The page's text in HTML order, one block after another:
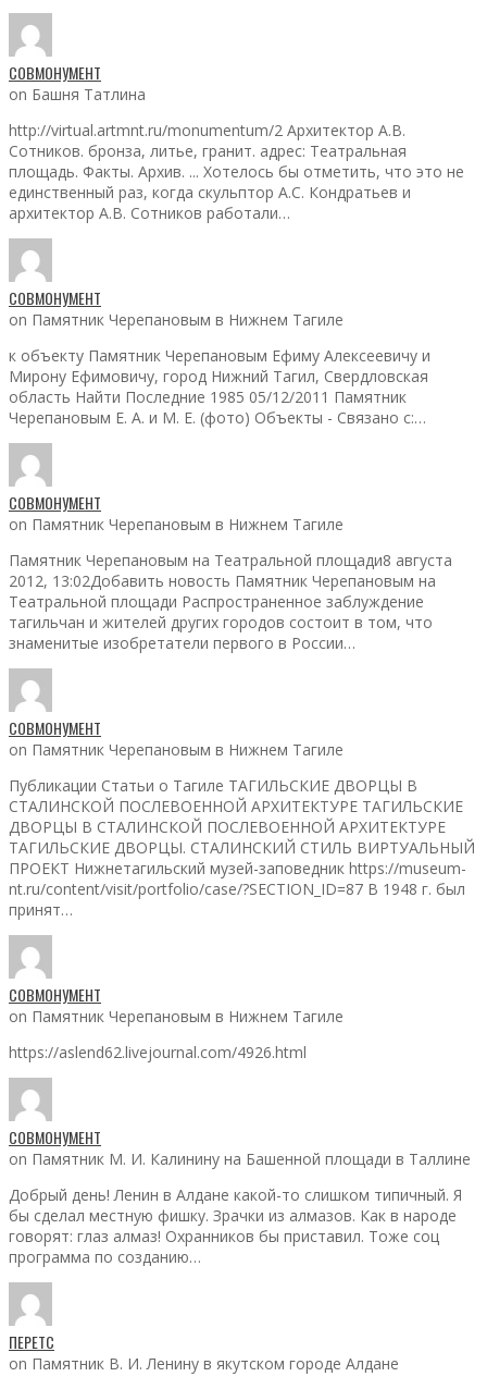
СОВМОНУМЕНТ
on Башня Татлина
http://virtual.artmnt.ru/monumentum/2 Архитектор А.В.
Сотников. бронза, литье, гранит. адрес: Театральная
площадь. Факты. Архив. ... Хотелось бы отметить, что это не
единственный раз, когда скульптор А.С. Кондратьев и
архитектор А.В. Сотников работали…
СОВМОНУМЕНТ
on Памятник Черепановым в Нижнем Тагиле
к объекту Памятник Черепановым Ефиму Алексеевичу и
Мирону Ефимовичу, город Нижний Тагил, Свердловская
область Найти Последние 1985 05/12/2011 Памятник
Черепановым Е. А. и М. Е. (фото) Объекты - Связано с:…
СОВМОНУМЕНТ
on Памятник Черепановым в Нижнем Тагиле
Памятник Черепановым на Театральной площади8 августа
2012, 13:02Добавить новость Памятник Черепановым на
Театральной площади Распространенное заблуждение
тагильчан и жителей других городов состоит в том, что
знаменитые изобретатели первого в России…
СОВМОНУМЕНТ
on Памятник Черепановым в Нижнем Тагиле
Публикации Статьи о Тагиле ТАГИЛЬСКИЕ ДВОРЦЫ В
СТАЛИНСКОЙ ПОСЛЕВОЕННОЙ АРХИТЕКТУРЕ ТАГИЛЬСКИЕ
ДВОРЦЫ В СТАЛИНСКОЙ ПОСЛЕВОЕННОЙ АРХИТЕКТУРЕ
ТАГИЛЬСКИЕ ДВОРЦЫ. СТАЛИНСКИЙ СТИЛЬ ВИРТУАЛЬНЫЙ
ПРОЕКТ Нижнетагильский музей-заповедник https://museum-
nt.ru/content/visit/portfolio/case/?SECTION_ID=87 В 1948 г. был
принят…
СОВМОНУМЕНТ
on Памятник Черепановым в Нижнем Тагиле
https://aslend62.livejournal.com/4926.html
СОВМОНУМЕНТ
on Памятник М. И. Калинину на Башенной площади в Таллине
Добрый день! Ленин в Алдане какой-то слишком типичный. Я
бы сделал местную фишку. Зрачки из алмазов. Как в народе
говорят: глаз алмаз! Охранников бы приставил. Тоже соц
программа по созданию…
ПЕРЕТС
on Памятник В. И. Ленину в якутском городе Алдане